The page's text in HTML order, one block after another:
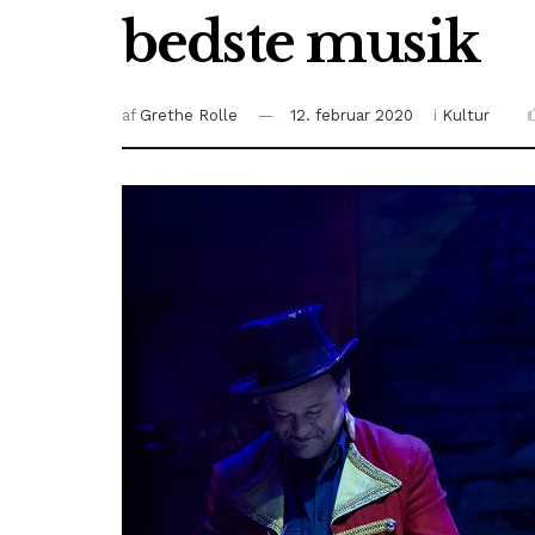
bedste musik
af Grethe Rolle 12. februar 2020 i Kultur